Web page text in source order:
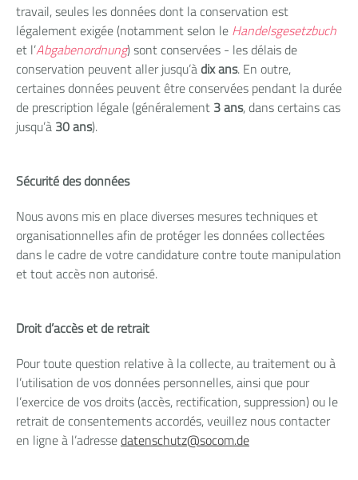
travail, seules les données dont la conservation est
légalement exigée (notamment selon le Handelsgesetzbuch
et l’Abgabenordnung) sont conservées - les délais de
conservation peuvent aller jusqu’àdix ans. En outre,
certaines données peuvent être conservées pendant la durée
de prescription légale (généralement 3 ans, dans certains cas
jusqu’à 30 ans).
Sécurité des données
Nous avons mis en place diverses mesures techniques et
organisationnelles afin de protéger les données collectées
dans le cadre de votre candidature contre toute manipulation
et tout accès non autorisé.
Droit d’accès et de retrait
Pour toute question relative à la collecte, au traitement ou à
l’utilisation de vos données personnelles, ainsi que pour
l’exercice de vos droits (accès, rectification, suppression) ou le
retrait de consentements accordés, veuillez nous contacter
en ligne à l’adressedatenschutz@socom.de